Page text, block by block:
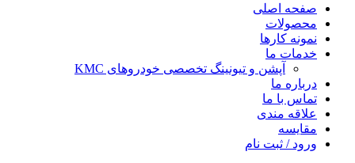
صفحه اصلی
محصولات
نمونه کارها
خدمات ما
آپشن و تیونینگ تخصصی خودروهای KMC
درباره ما
تماس با ما
علاقه مندی
مقايسه
ورود / ثبت نام